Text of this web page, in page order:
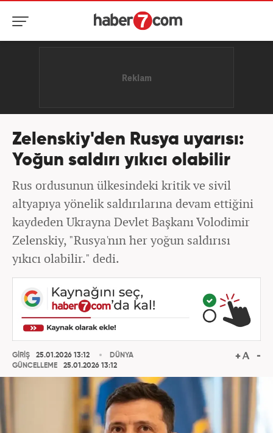
Zelenskiy'den Rusya uyarısı:
Yoğun saldırı yıkıcı olabilir
Rus ordusunun ülkesindeki kritik ve sivil
altyapıya yönelik saldırılarına devam ettiğini
kaydeden Ukrayna Devlet Başkanı Volodimir
Zelenskiy, "Rusya'nın her yoğun saldırısı
yıkıcı olabilir." dedi.
GİRİŞ
25.01.2026 13:12
GÜNCELLEME
25.01.2026 13:12
DÜNYA